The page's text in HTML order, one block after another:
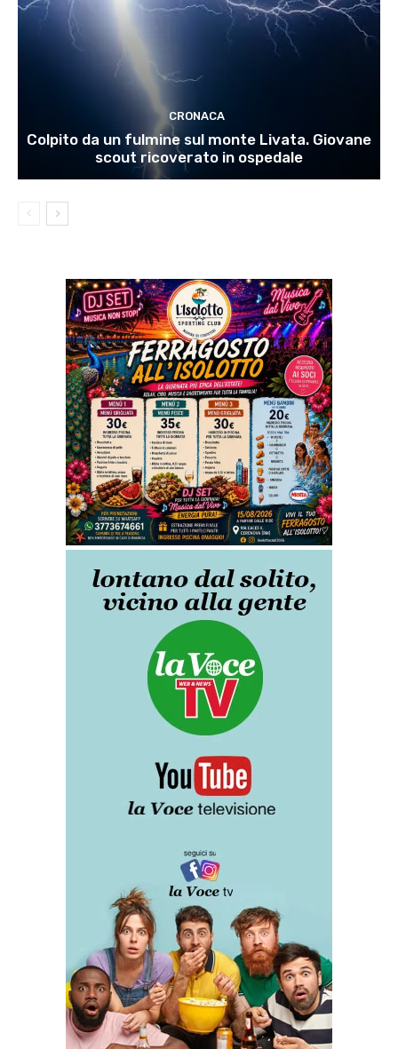
CRONACA
Colpito da un fulmine sul monte Livata. Giovane
scout ricoverato in ospedale